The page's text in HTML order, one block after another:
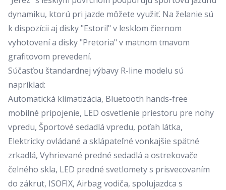
dynamiku, ktorú pri jazde môžete využiť. Na želanie sú
k dispozícii aj disky "Estoril" v lesklom čiernom
vyhotovení a disky "Pretoria" v matnom tmavom
grafitovom prevedení.
Súčasťou štandardnej výbavy R-line modelu sú
napríklad:
Automatická klimatizácia, Bluetooth hands-free
mobilné pripojenie, LED osvetlenie priestoru pre nohy
vpredu, Športové sedadlá vpredu, poťah látka,
Elektricky ovládané a sklápateľné vonkajšie spätné
zrkadlá, Vyhrievané predné sedadlá a ostrekovače
čelného skla, LED predné svetlomety s prisvecovaním
do zákrut, ISOFIX, Airbag vodiča, spolujazdca s